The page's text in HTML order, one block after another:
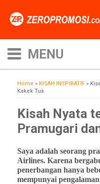
Home » KISAH INSPIRATIF »
Kakek Tua
Kisah Nyata
Pramugari
Saya adalah seorang
Airlines. Karena
penerbangan hanya
mempunyai